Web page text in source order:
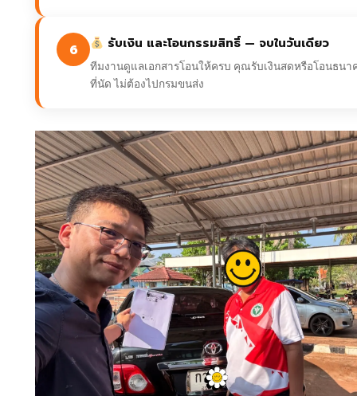
6 รับเงิน และโอนกรรมสิทธิ์ — จบในวันเดียว
ทีมงานดูแลเอกสารโอนให้ครบ คุณรับเงินสดหรือโอนธน
ที่นัด ไม่ต้องไปกรมขนส่ง